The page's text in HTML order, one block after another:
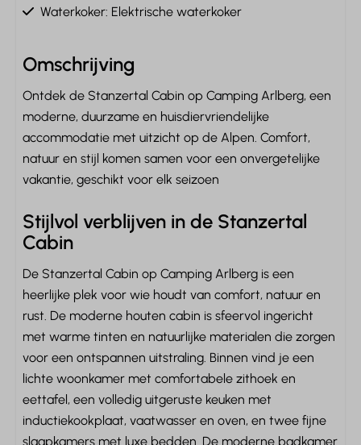
Waterkoker: Elektrische waterkoker
Koelkast: Met vriesvak
Vriezer
Magnetron: Magnetron
Keukengerei
Pannen
Bestek
Eettafel
Drinkglazen
Slaapkamer
Inclusief beddengoed
Tweepersoonsbed: 1
Eenpersoonsbed: 2
Kledingkast
Kledinghangers: 20
Badkamer
Omschrijving
Ontdek de Stanzertal Cabin op Camping Arlberg, een
moderne, duurzame en huisdiervriendelijke
accommodatie met uitzicht op de Alpen. Comfort,
natuur en stijl komen samen voor een onvergetelijke
vakantie, geschikt voor elk seizoen
Stijlvol verblijven in de Stanzertal
Cabin
De Stanzertal Cabin op Camping Arlberg is een
heerlijke plek voor wie houdt van comfort, natuur en
rust. De moderne houten cabin is sfeervol ingericht
met warme tinten en natuurlijke materialen die zorgen
voor een ontspannen uitstraling. Binnen vind je een
lichte woonkamer met comfortabele zithoek en
eettafel, een volledig uitgeruste keuken met
inductiekookplaat, vaatwasser en oven, en twee fijne
slaapkamers met luxe bedden. De moderne badkamer